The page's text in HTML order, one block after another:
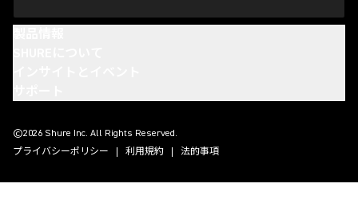
©2026 Shure Inc. All Rights Reserved.
プライバシーポリシー
利用規約 法的事項